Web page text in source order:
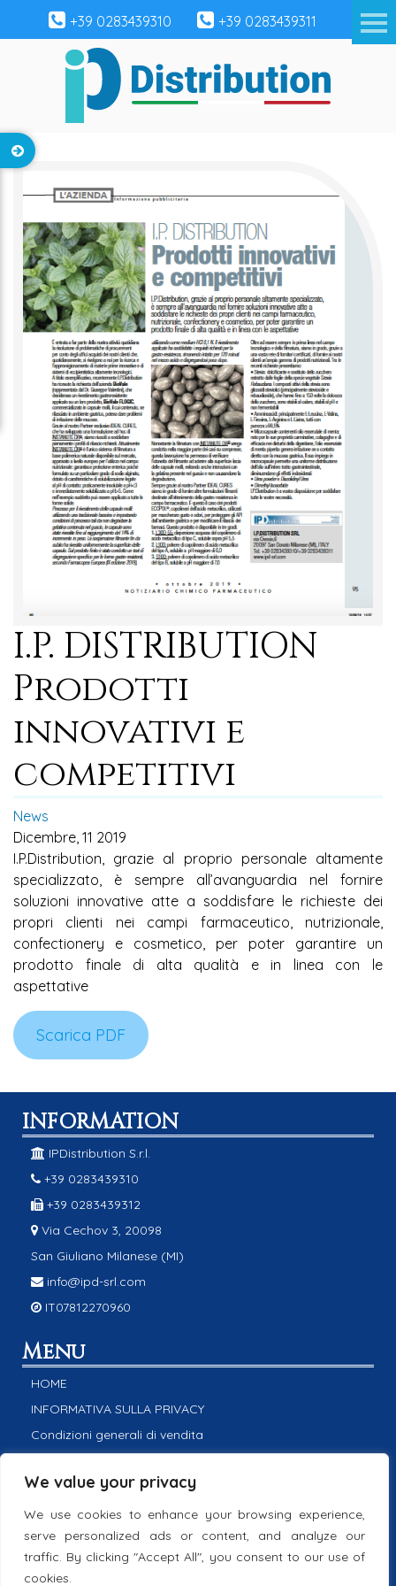
We value your privacy
We use cookies to enhance your browsing experience,
serve personalized ads or content, and analyze our
traffic. By clicking "Accept All", you consent to our use of
cookies.
+39 0283439310 +39 0283439311
I.P. DISTRIBUTION
Prodotti
innovativi e
competitivi
News
Dicembre, 11 2019
I.P.Distribution, grazie al proprio personale altamente
specializzato, è sempre all’avanguardia nel fornire
soluzioni innovative atte a soddisfare le richieste dei
propri clienti nei campi farmaceutico, nutrizionale,
confectionery e cosmetico, per poter garantire un
prodotto finale di alta qualità e in linea con le
aspettative
Scarica PDF
INFORMATION
IPDistribution S.r.l.
+39 0283439310
+39 0283439312
Via Cechov 3, 20098
San Giuliano Milanese (MI)
info@ipd-srl.com
IT07812270960
Menu
HOME
INFORMATIVA SULLA PRIVACY
Condizioni generali di vendita
POLITICA INTEGRATA
CONTATTACI
Social Network